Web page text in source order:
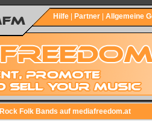
Hilfe Partner Allgemeine
Rock Folk Bands auf mediafreedom.at